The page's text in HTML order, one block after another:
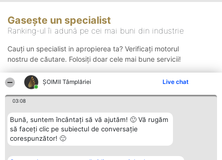
ȘOIMII Tâmplăriei Live chat
03:08
Bună, suntem încântați să vă ajutăm! 🙂 Vă rugăm
să faceți clic pe subiectul de conversație
corespunzător! 🙂
Gasește un specialist
Ranking-ul îi adună pe cei mai buni din industrie
Cauți un specialist in apropierea ta? Verificați motorul
nostru de căutare. Folosiți doar cele mai bune servicii!